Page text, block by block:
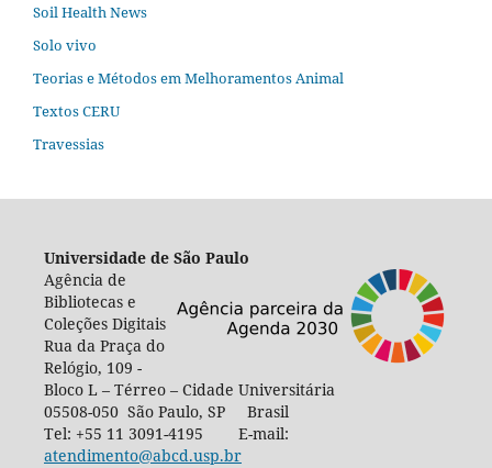
Soil Health News
Solo vivo
Teorias e Métodos em Melhoramentos Animal
Textos CERU
Travessias
Universidade de São Paulo
Agência de
Bibliotecas e
Coleções Digitais
Rua da Praça do
Relógio, 109 -
Bloco L – Térreo – Cidade Universitária
05508-050 São Paulo, SP Brasil
Tel: +55 11 3091-4195 E-mail:
atendimento@abcd.usp.br